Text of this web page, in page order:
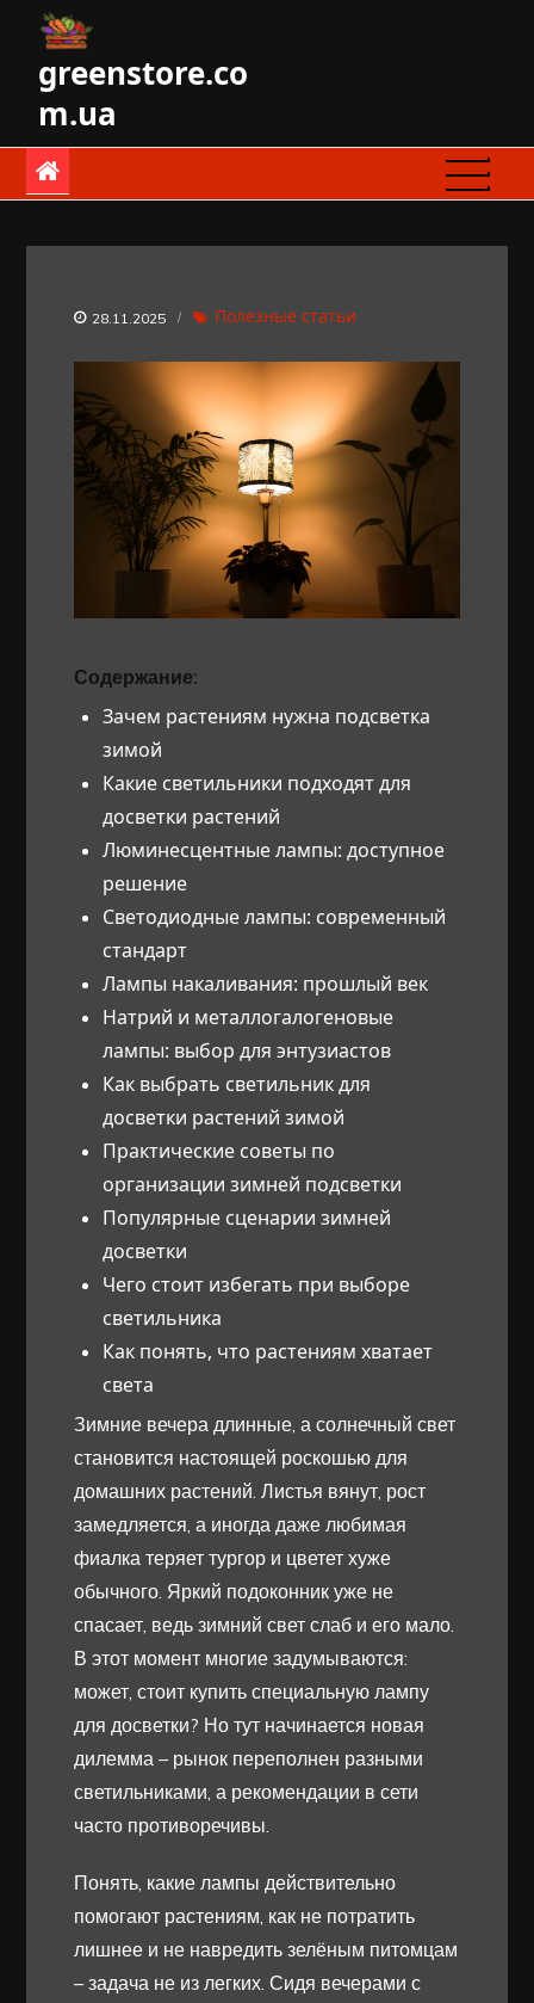
contentgreenstore.co
m.ua
28.11.2025 Полезные статьи
Содержание:
Зачем растениям нужна подсветка
зимой
Какие светильники подходят для
досветки растений
Люминесцентные лампы: доступное
решение
Светодиодные лампы: современный
стандарт
Лампы накаливания: прошлый век
Натрий и металлогалогеновые
лампы: выбор для энтузиастов
Как выбрать светильник для
досветки растений зимой
Практические советы по
организации зимней подсветки
Популярные сценарии зимней
досветки
Чего стоит избегать при выборе
светильника
Как понять, что растениям хватает
света
Зимние вечера длинные, а солнечный свет
становится настоящей роскошью для
домашних растений. Листья вянут, рост
замедляется, а иногда даже любимая
фиалка теряет тургор и цветет хуже
обычного. Яркий подоконник уже не
спасает, ведь зимний свет слаб и его мало.
В этот момент многие задумываются:
может, стоит купить специальную лампу
для досветки? Но тут начинается новая
дилемма – рынок переполнен разными
светильниками, а рекомендации в сети
часто противоречивы.
Понять, какие лампы действительно
помогают растениям, как не потратить
лишнее и не навредить зелёным питомцам
– задача не из легких. Сидя вечерами с